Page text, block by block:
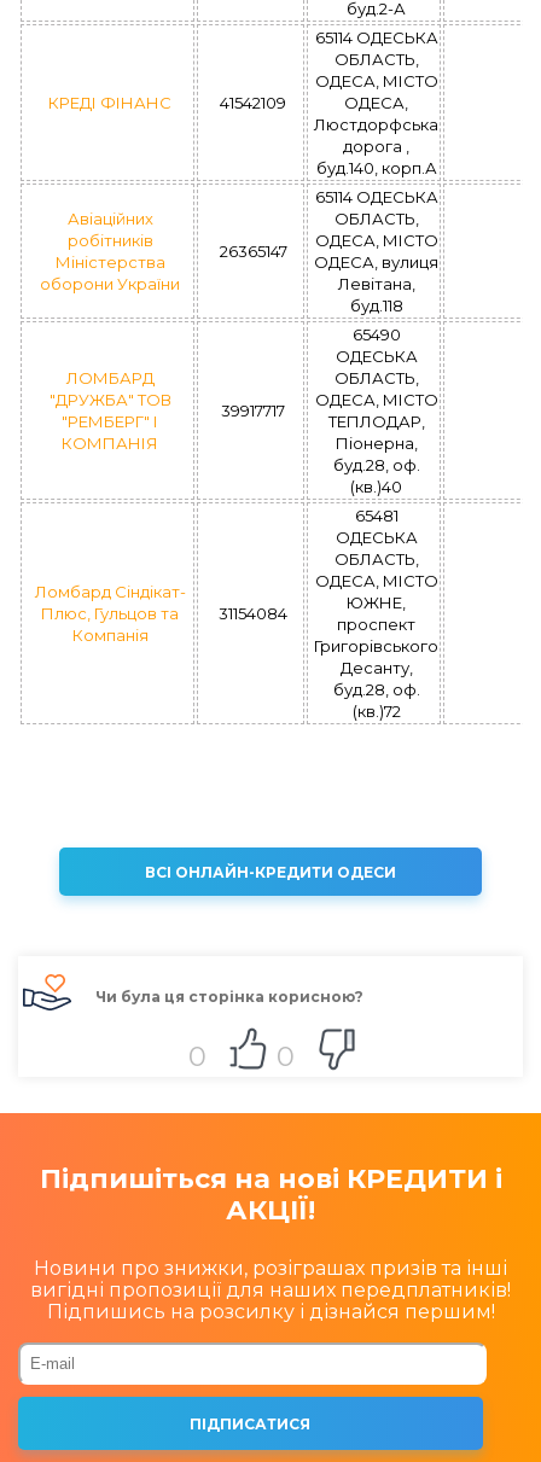
буд.2-А
КРЕДІ ФІНАНС 41542109
65114 ОДЕСЬКА
ОБЛАСТЬ,
ОДЕСА, МІСТО
ОДЕСА,
Люстдорфська
дорога ,
буд.140, корп.А
Авіаційних
робітників
Міністерства
оборони України
26365147
65114 ОДЕСЬКА
ОБЛАСТЬ,
ОДЕСА, МІСТО
ОДЕСА, вулиця
Левітана,
буд.118
ЛОМБАРД
"ДРУЖБА" ТОВ
"РЕМБЕРГ" І
КОМПАНІЯ
39917717
65490
ОДЕСЬКА
ОБЛАСТЬ,
ОДЕСА, МІСТО
ТЕПЛОДАР,
Піонерна,
буд.28, оф.
(кв.)40
Ломбард Сіндікат-
Плюс, Гульцов та
Компанія
31154084
65481
ОДЕСЬКА
ОБЛАСТЬ,
ОДЕСА, МІСТО
ЮЖНЕ,
проспект
Григорівського
Десанту,
буд.28, оф.
(кв.)72
ВСІ ОНЛАЙН-КРЕДИТИ ОДЕСИ
Чи була ця сторінка корисною?
0 0
Підпишіться на нові КРЕДИТИ і
АКЦІЇ!
Новини про знижки, розіграшах призів та інші
вигідні пропозиції для наших передплатників!
Підпишись на розсилку і дізнайся першим!